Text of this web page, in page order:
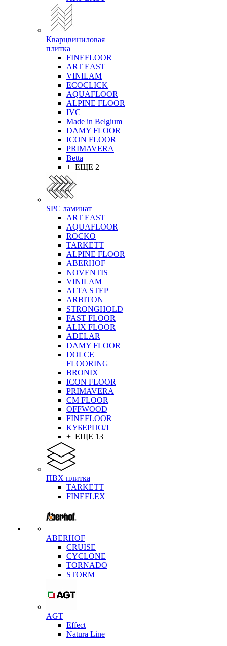
Кварцвиниловая
плитка
FINEFLOOR
ART EAST
VINILAM
ECOCLICK
AQUAFLOOR
ALPINE FLOOR
IVC
Made in Belgium
DAMY FLOOR
ICON FLOOR
PRIMAVERA
Betta
+ ЕЩЕ 2
SPC ламинат
ART EAST
AQUAFLOOR
ROCKO
TARKETT
ALPINE FLOOR
ABERHOF
NOVENTIS
VINILAM
ALTA STEP
ARBITON
STRONGHOLD
FAST FLOOR
ALIX FLOOR
ADELAR
DAMY FLOOR
DOLCE
FLOORING
BRONIX
ICON FLOOR
PRIMAVERA
CM FLOOR
OFFWOOD
FINEFLOOR
КУБЕРПОЛ
+ ЕЩЕ 13
ПВХ плитка
TARKETT
FINEFLEX
ABERHOF
CRUISE
CYCLONE
TORNADO
STORM
AGT
Effect
Natura Line